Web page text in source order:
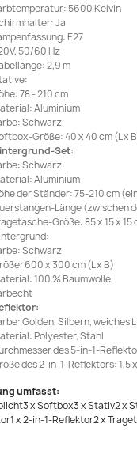
5600 Kelvin
Ja
E27
50/60 Hz
2,9 m
78 - 210 cm
Aluminium
Schwarz
Größe: 40 x 40 cm (L x
Set:
Schwarz
Aluminium
der Ständer: 75-210 cm
Länge (zwischen
Größe: 85 x 15 x 15
Schwarz
600 x 300 cm (L x B)
100 % Baumwolle
Golden, Silbern, weiches
Polyester, Stahl
des 5-in-1-
des 2-in-1-Reflektors: 1,5 x
umfasst:
x Softbox3 x Stativ2 x
x 2-in-1-Reflektor2 x